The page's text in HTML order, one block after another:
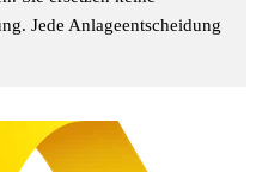
Jede Anlageentscheidung